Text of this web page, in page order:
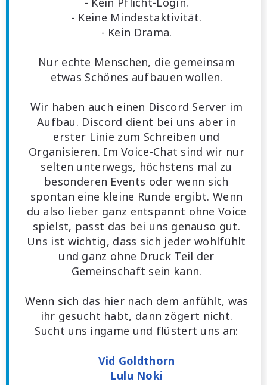
- Keine Mindestaktivität.
- Kein Drama.
Nur echte Menschen, die gemeinsam
etwas Schönes aufbauen wollen.
Wir haben auch einen Discord Server im
Aufbau. Discord dient bei uns aber in
erster Linie zum Schreiben und
Organisieren. Im Voice-Chat sind wir nur
selten unterwegs, höchstens mal zu
besonderen Events oder wenn sich
spontan eine kleine Runde ergibt. Wenn
du also lieber ganz entspannt ohne Voice
spielst, passt das bei uns genauso gut.
Uns ist wichtig, dass sich jeder wohlfühlt
und ganz ohne Druck Teil der
Gemeinschaft sein kann.
Wenn sich das hier nach dem anfühlt, was
ihr gesucht habt, dann zögert nicht.
Sucht uns ingame und flüstert uns an:
Vid Goldthorn
Lulu Noki